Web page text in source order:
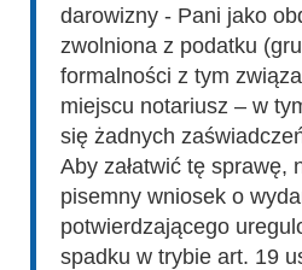
darowizny - Pani jako
zwolniona z podatku
formalności z tym
miejscu notariusz – w
się żadnych
Aby załatwić tę sprawę,
pisemny wniosek o
potwierdzającego
spadku w trybie art. 19